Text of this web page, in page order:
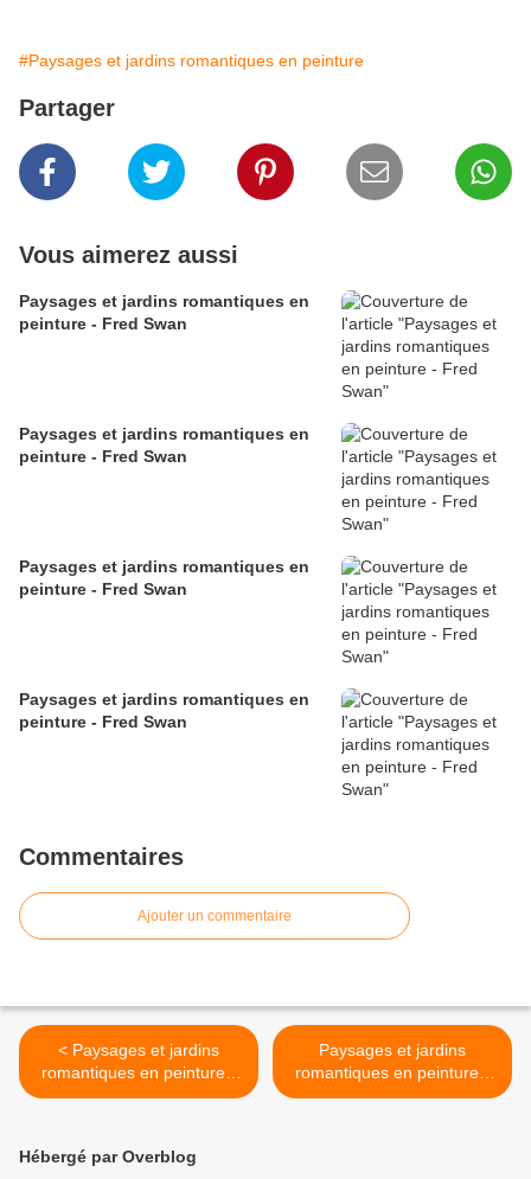
#Paysages et jardins romantiques en peinture
Partager
Vous aimerez aussi
Paysages et jardins romantiques en
peinture - Fred Swan
Paysages et jardins romantiques en
peinture - Fred Swan
Paysages et jardins romantiques en
peinture - Fred Swan
Paysages et jardins romantiques en
peinture - Fred Swan
Commentaires
Ajouter un commentaire
< Paysages et jardins
romantiques en peinture -
Marty Bell
Paysages et jardins
romantiques en peinture -
Marty Bell >
Hébergé par Overblog